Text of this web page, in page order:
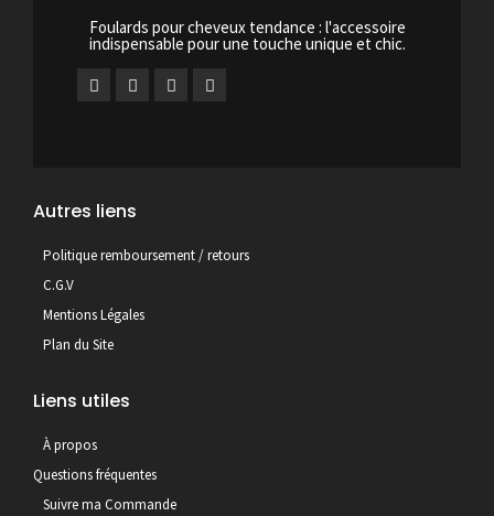
Foulards pour cheveux tendance : l'accessoire
indispensable pour une touche unique et chic.
Autres liens
Politique remboursement / retours
C.G.V
Mentions Légales
Plan du Site
Liens utiles
À propos
Questions fréquentes
Suivre ma Commande